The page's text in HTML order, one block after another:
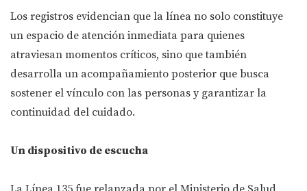
Los registros evidencian que la línea no solo constituye
un espacio de atención inmediata para quienes
atraviesan momentos críticos, sino que también
desarrolla un acompañamiento posterior que busca
sostener el vínculo con las personas y garantizar la
continuidad del cuidado.
Un dispositivo de escucha